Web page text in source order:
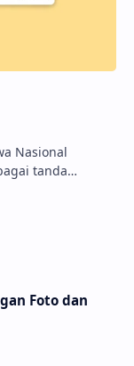
Nasional
Foto dan